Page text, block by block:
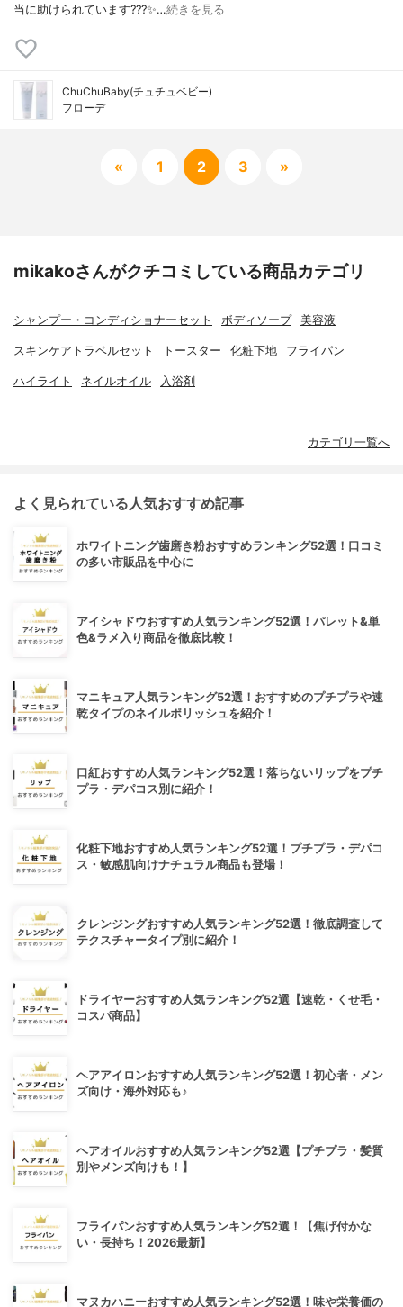
当に助けられています???✨…続きを見る
ChuChuBaby(チュチュベビー)
フローデ
« 1 2 3 »
mikakoさんがクチコミしている商品カテゴリ
シャンプー・コンディショナーセット ボディソープ 美容液
スキンケアトラベルセット トースター 化粧下地 フライパン
ハイライト ネイルオイル 入浴剤
カテゴリ一覧へ
よく見られている人気おすすめ記事
ホワイトニング歯磨き粉おすすめランキング52選！口コミ
の多い市販品を中心に
アイシャドウおすすめ人気ランキング52選！パレット&単
色&ラメ入り商品を徹底比較！
マニキュア人気ランキング52選！おすすめのプチプラや速
乾タイプのネイルポリッシュを紹介！
口紅おすすめ人気ランキング52選！落ちないリップをプチ
プラ・デパコス別に紹介！
化粧下地おすすめ人気ランキング52選！プチプラ・デパコ
ス・敏感肌向けナチュラル商品も登場！
クレンジングおすすめ人気ランキング52選！徹底調査して
テクスチャータイプ別に紹介！
ドライヤーおすすめ人気ランキング52選【速乾・くせ毛・
コスパ商品】
ヘアアイロンおすすめ人気ランキング52選！初心者・メン
ズ向け・海外対応も♪
ヘアオイルおすすめ人気ランキング52選【プチプラ・髪質
別やメンズ向けも！】
フライパンおすすめ人気ランキング52選！【焦げ付かな
い・長持ち！2026最新】
マヌカハニーおすすめ人気ランキング52選！味や栄養価の